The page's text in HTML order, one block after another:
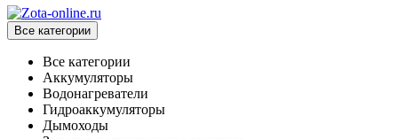
Все категории
Все категории
Аккумуляторы
Водонагреватели
Гидроаккумуляторы
Дымоходы